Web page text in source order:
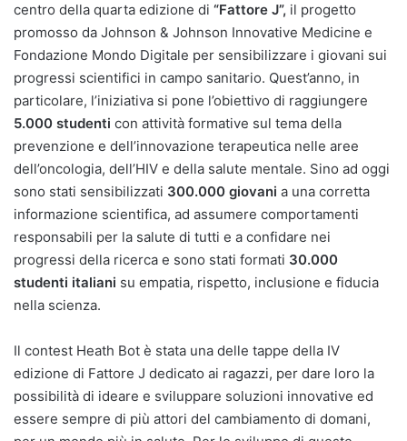
centro della quarta edizione di “Fattore J”, il progetto
promosso da Johnson & Johnson Innovative Medicine e
Fondazione Mondo Digitale per sensibilizzare i giovani sui
progressi scientifici in campo sanitario. Quest’anno, in
particolare, l’iniziativa si pone l’obiettivo di raggiungere
5.000 studenti con attività formative sul tema della
prevenzione e dell’innovazione terapeutica nelle aree
dell’oncologia, dell’HIV e della salute mentale. Sino ad oggi
sono stati sensibilizzati 300.000 giovani a una corretta
informazione scientifica, ad assumere comportamenti
responsabili per la salute di tutti e a confidare nei
progressi della ricerca e sono stati formati 30.000
studenti italiani su empatia, rispetto, inclusione e fiducia
nella scienza.
Il contest Heath Bot è stata una delle tappe della IV
edizione di Fattore J dedicato ai ragazzi, per dare loro la
possibilità di ideare e sviluppare soluzioni innovative ed
essere sempre di più attori del cambiamento di domani,